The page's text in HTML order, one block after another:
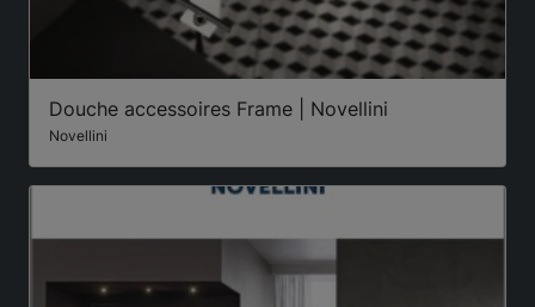
Douche accessoires Frame | Novellini
Novellini